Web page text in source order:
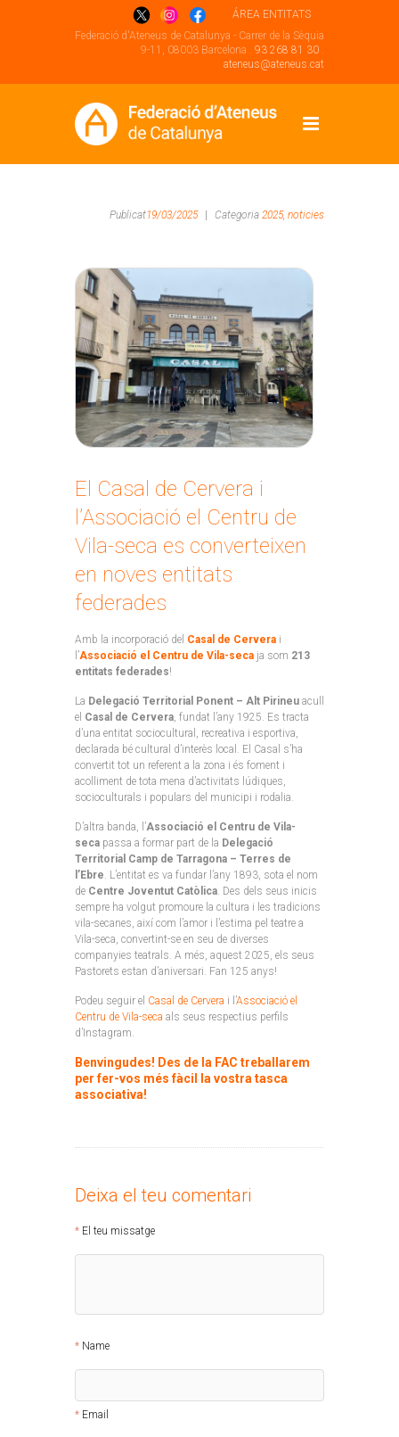
ÁREA ENTITATS
Federació d'Ateneus de Catalunya - Carrer de la Sèquia
9-11, 08003 Barcelona . 93 268 81 30 .
ateneus@ateneus.cat
Publicat19/03/2025 Categoria 2025, noticies
El Casal de Cervera i
l’Associació el Centru de
Vila-seca es converteixen
en noves entitats
federades
Amb la incorporació del Casal de Cervera i
l’Associació el Centru de Vila-seca ja som 213
entitats federades!
La Delegació Territorial Ponent – Alt Pirineu acull
el Casal de Cervera, fundat l’any 1925. Es tracta
d’una entitat sociocultural, recreativa i esportiva,
declarada bé cultural d’interès local. El Casal s’ha
convertit tot un referent a la zona i és foment i
acolliment de tota mena d’activitats lúdiques,
socioculturals i populars del municipi i rodalia.
D’altra banda, l’Associació el Centru de Vila-
seca passa a formar part de la Delegació
Territorial Camp de Tarragona – Terres de
l’Ebre. L’entitat es va fundar l’any 1893, sota el nom
de Centre Joventut Catòlica. Des dels seus inicis
sempre ha volgut promoure la cultura i les tradicions
vila-secanes, així com l’amor i l’estima pel teatre a
Vila-seca, convertint-se en seu de diverses
companyies teatrals. A més, aquest 2025, els seus
Pastorets estan d’aniversari. Fan 125 anys!
Podeu seguir el Casal de Cervera i l’Associació el
Centru de Vila-seca als seus respectius perfils
d’Instagram.
Benvingudes! Des de la FAC treballarem
per fer-vos més fàcil la vostra tasca
associativa!
Deixa el teu comentari
El teu missatge
Name
Email